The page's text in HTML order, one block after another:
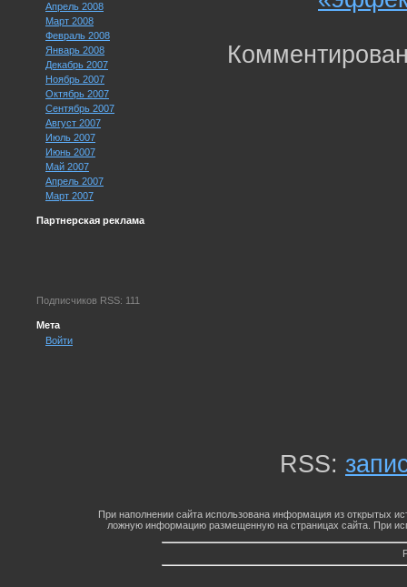
Апрель 2008
Март 2008
Февраль 2008
Январь 2008
Декабрь 2007
Ноябрь 2007
Октябрь 2007
Сентябрь 2007
Август 2007
Июль 2007
Июнь 2007
Май 2007
Апрель 2007
Март 2007
Партнерская реклама
Подписчиков RSS: 111
Мета
Войти
RSS:
При наполнении сайта использована информация из открытых
ложную информацию размещенную на страницах сайта. При